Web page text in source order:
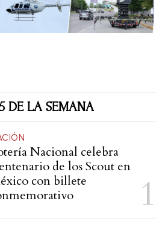
DE LA SEMANA
Nacional celebra
de los Scout en
con billete